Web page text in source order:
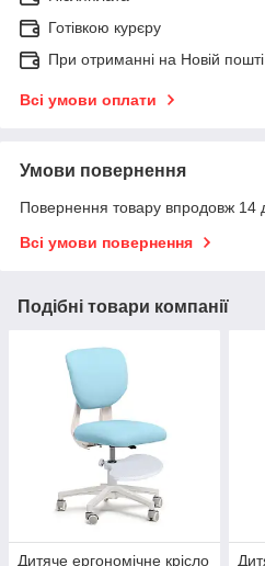
Готівкою курєру
При отриманні на Новій пошті
Всі умови оплати
Умови повернення
Повернення товару впродовж 14
Всі умови повернення
Подібні товари компанії
Дитяче ергономічне крісло